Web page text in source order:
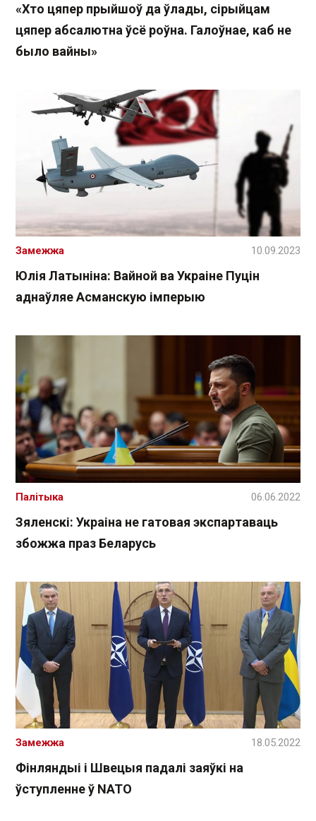
«Хто цяпер прыйшоў да ўлады, сірыйцам
цяпер абсалютна ўсё роўна. Галоўнае, каб не
было вайны»
Юлія Латыніна: Вайной ва Украіне Пуцін
аднаўляе Асманскую імперыю
Замежжа 10.09.2023
Зяленскі: Украіна не гатовая экспартаваць
збожжа праз Беларусь
Палітыка 06.06.2022
Фінляндыі і Швецыя падалі заяўкі на
ўступленне ў NATO
Замежжа 18.05.2022